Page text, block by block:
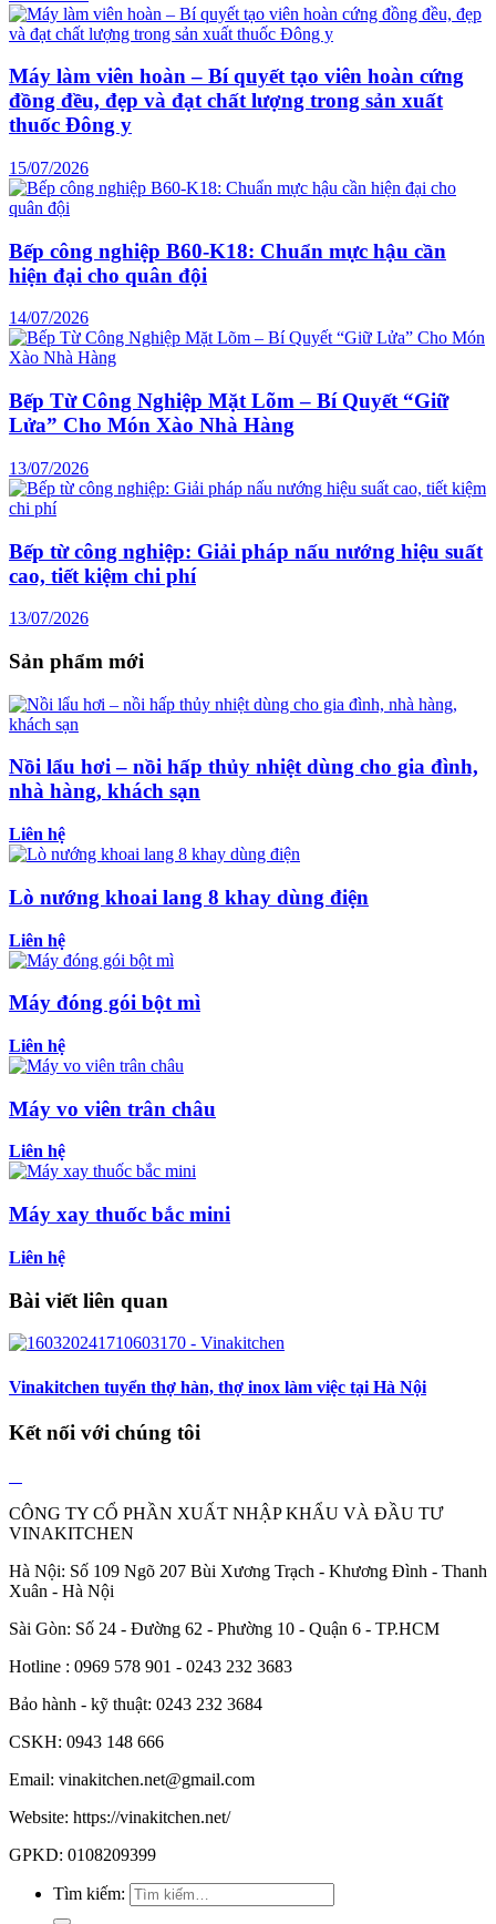
Máy làm viên hoàn – Bí quyết tạo viên hoàn cứng
đồng đều, đẹp và đạt chất lượng trong sản xuất
thuốc Đông y
15/07/2026
Bếp công nghiệp B60-K18: Chuẩn mực hậu cần
hiện đại cho quân đội
14/07/2026
Bếp Từ Công Nghiệp Mặt Lõm – Bí Quyết “Giữ
Lửa” Cho Món Xào Nhà Hàng
13/07/2026
Bếp từ công nghiệp: Giải pháp nấu nướng hiệu suất
cao, tiết kiệm chi phí
13/07/2026
Sản phẩm mới
Nồi lẩu hơi – nồi hấp thủy nhiệt dùng cho gia đình,
nhà hàng, khách sạn
Liên hệ
Lò nướng khoai lang 8 khay dùng điện
Liên hệ
Máy đóng gói bột mì
Liên hệ
Máy vo viên trân châu
Liên hệ
Máy xay thuốc bắc mini
Liên hệ
Bài viết liên quan
Vinakitchen tuyển thợ hàn, thợ inox làm việc tại Hà Nội
Kết nối với chúng tôi
CÔNG TY CỔ PHẦN XUẤT NHẬP KHẨU VÀ ĐẦU TƯ
VINAKITCHEN
Hà Nội: Số 109 Ngõ 207 Bùi Xương Trạch - Khương Đình - Thanh
Xuân - Hà Nội
Sài Gòn: Số 24 - Đường 62 - Phường 10 - Quận 6 - TP.HCM
Hotline : 0969 578 901 - 0243 232 3683
Bảo hành - kỹ thuật: 0243 232 3684
CSKH: 0943 148 666
Email: vinakitchen.net@gmail.com
Website: https://vinakitchen.net/
GPKD: 0108209399
Tìm kiếm: